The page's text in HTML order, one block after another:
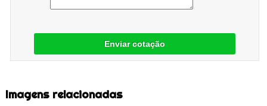
Enviar cotação
Imagens relacionadas